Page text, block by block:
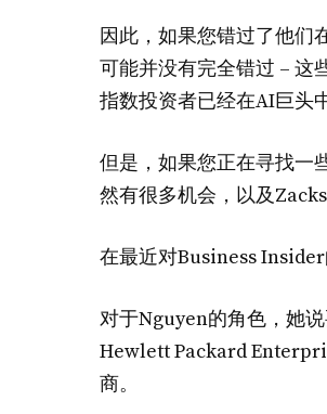
因此，如果您错过了他们
可能并没有完全错过 – 这
指数投资者已经在AI巨头
但是，如果您正在寻找一
然有很多机会，以及
在最近对Business Insider
对于Nguyen的角色，她
Hewlett Packard
商。